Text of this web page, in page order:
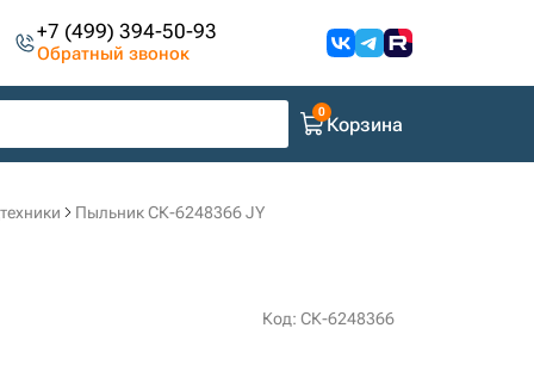
+7 (499) 394-50-93
Обратный звонок
Корзина
Пыльник СК-6248366 JY
Код: СК-6248366